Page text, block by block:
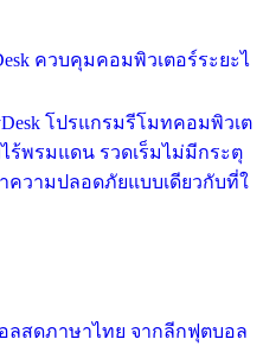
ควบคุมคอมพิวเตอร์ระยะไ
โปรแกรมรีโมทคอมพิวเต
ร้พรมแดน รวดเร็มไม่มีกระตุ
วามปลอดภัยแบบเดียวกับที่ใ
อลสดภาษาไทย จากลีกฟุตบอล